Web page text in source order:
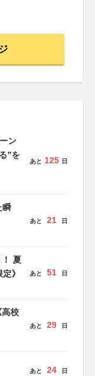
ン
”を
あと 125 日
瞬
あと 21 日
！ 夏
》
あと 51 日
高校
あと 29 日
あと 24 日